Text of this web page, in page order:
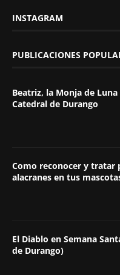
INSTAGRAM
PUBLICACIONES
Beatriz, la Monja de Luna
Catedral de Durango
Como reconocer y tratar
alacranes en tus
El Diablo en Semana
de Durango)